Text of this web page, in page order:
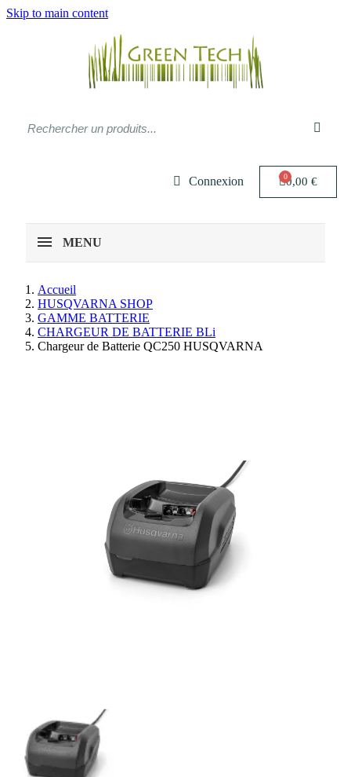
Skip to main content
Connexion 0,00 €
MENU
Accueil
HUSQVARNA SHOP
GAMME BATTERIE
CHARGEUR DE BATTERIE BLi
Chargeur de Batterie QC250 HUSQVARNA